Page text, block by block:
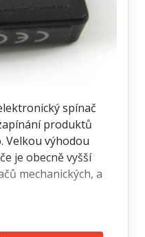
spínač
produktů
Velkou výhodou
je obecně vyšší
mechanických, a